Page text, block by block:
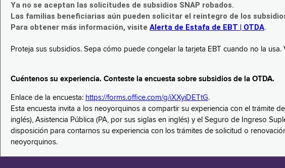
Ya no se aceptan las solicitudes de subsidios SNAP robados.
Las familias beneficiarias aún pueden solicitar el reintegro de los
Para obtener más información, visite Alerta de Estafa de EBT | OTDA.
Proteja sus subsidios. Sepa cómo puede congelar la tarjeta EBT cuando no la usa.
Cuéntenos su experiencia. Conteste la encuesta sobre subsidios de la OTDA.
Enlace de la encuesta: https://forms.office.com/g/iXXyiDETtG.
Esta encuesta invita a los neoyorquinos a compartir su experiencia con el trámite
inglés), Asistencia Pública (PA, por sus siglas en inglés) y el Seguro de Ingreso
disposición para contarnos su experiencia con los trámites de solicitud o
neoyorquinos.